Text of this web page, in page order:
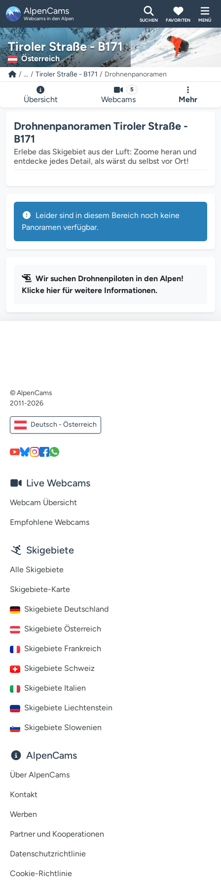
AlpenCams
Webcams in den Alpen SUCHEN FAVORITEN MENÜ
Tiroler Straße - B171
Österreich
... Tiroler Straße - B171 Drohnenpanoramen
Übersicht
5
Webcams Mehr
Drohnenpanoramen Tiroler Straße -
B171
Erlebe das Skigebiet aus der Luft: Zoome heran und
entdecke jedes Detail, als wärst du selbst vor Ort!
Leider sind in diesem Bereich noch keine
Panoramen verfügbar.
Wir suchen Drohnenpiloten in den Alpen!
Klicke hier für weitere Informationen.
© AlpenCams
2011-2026
Deutsch - Österreich
Live Webcams
Webcam Übersicht
Empfohlene Webcams
Skigebiete
Alle Skigebiete
Skigebiete-Karte
Skigebiete Deutschland
Skigebiete Österreich
Skigebiete Frankreich
Skigebiete Schweiz
Skigebiete Italien
Skigebiete Liechtenstein
Skigebiete Slowenien
AlpenCams
Über AlpenCams
Kontakt
Werben
Partner und Kooperationen
Datenschutzrichtlinie
Cookie-Richtlinie